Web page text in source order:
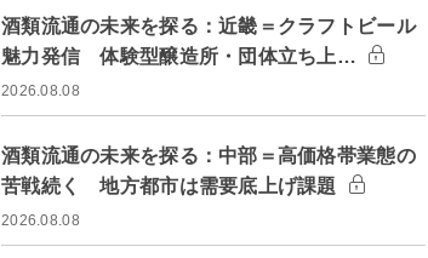
酒類流通の未来を探る：近畿＝クラフトビール
魅力発信 体験型醸造所・団体立ち上…
2026.08.08
酒類流通の未来を探る：中部＝高価格帯業態の
苦戦続く 地方都市は需要底上げ課題
2026.08.08